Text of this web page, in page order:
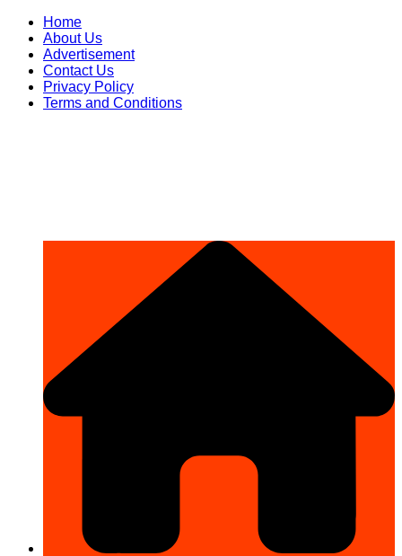
Skip
content
Home
About Us
Advertisement
Contact Us
Privacy Policy
Terms and Conditions